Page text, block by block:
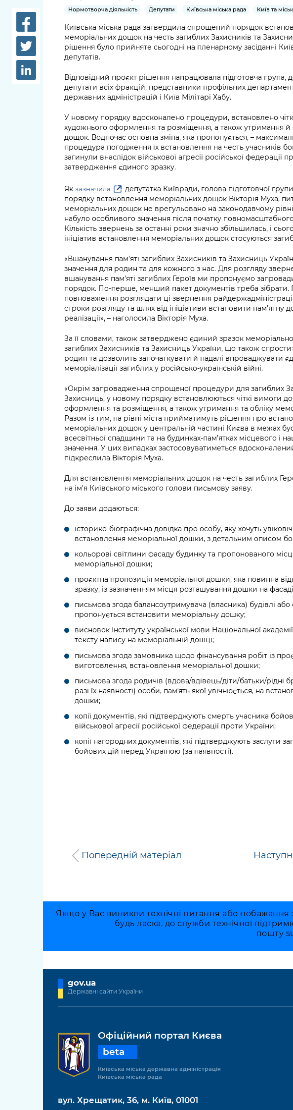
Структура
Рішення та розпорядження
Проєкти розпоряджень, що
КМВА
Лікарні та медицина
Освіта та навчальні
Дороги, транспорт та
парковки
середовище міста
бюджет
Нормотворча діяльність Депутати Київська міська рада Київ та
Київська міська рада затвердила спрощений порядок
меморіальних дощок на честь загиблих Захисників та
рішення було прийняте сьогодні на пленарному засіданні
депутатів.
Відповідний проєкт рішення напрацювала підготовча група,
депутати всіх фракцій, представники профільних
державних адміністрацій і Київ Мілітарі Хабу.
У новому порядку вдосконалено процедури, встановлено
художнього оформлення та розміщення, а також утримання й
дощок. Водночас основна зміна, яка пропонується, –
процедура погодження їх встановлення на честь учасників
загинули внаслідок військової агресії російської федерації
затвердження єдиного зразку.
Як зазначила
депутатка Київради, голова підготовчої
порядку встановлення меморіальних дощок Вікторія Муха,
меморіальних дощок не врегульовано на законодавчому
набуло особливого значення після початку
Кількість звернень за останні роки значно збільшилась, і
ініціатив встановлення меморіальних дощок стосуються
«Вшанування пам’яті загиблих Захисників та Захисниць
значення для родин та для кожного з нас. Для розгляду
вшанування пам’яті загиблих Героїв ми пропонуємо
порядок. По-перше, менший пакет документів треба зібрати.
повноваження розглядати ці звернення
строки розгляду та шлях від ініціативи встановити пам’ятну
реалізації», – наголосила Вікторія Муха.
За її словами, також затверджено єдиний зразок
загиблих Захисників та Захисниць України, що також
родин та дозволить започаткувати й надалі впроваджувати
меморіалізації загиблих у російсько-українській війні.
«Окрім запровадження спрощеної процедури для загиблих
Захисниць, у новому порядку встановлюються чіткі вимоги
оформлення та розміщення, а також утримання та обліку
Разом із тим, на рівні міста прийматимуть рішення про
меморіальних дощок у центральній частині Києва в межах
всесвітньої спадщини та на будинках-пам’ятках місцевого і
значення. У цих випадках застосовуватиметься
підкреслила Вікторія Муха.
Для встановлення меморіальних дощок на честь загиблих
на ім’я Київського міського голови письмову заяву.
До заяви додаються:
історико-біографічна довідка про особу, яку хочуть
встановлення меморіальної дошки, з детальним описом
кольорові світлини фасаду будинку та пропонованого
меморіальної дошки;
проєктна пропозиція меморіальної дошки, яка повинна
зразку, із зазначенням місця розташування дошки на
письмова згода балансоутримувача (власника) будівлі або
пропонується встановити меморіальну дошку;
висновок Інституту української мови Національної
тексту напису на меморіальній дошці;
письмова згода замовника щодо фінансування робіт із
виготовлення, встановлення меморіальної дошки;
письмова згода родичів (вдова/вдівець/діти/батьки/рідні
разі їх наявності) особи, памʼять якої увічнюється, на
дошки;
копії документів, які підтверджують смерть учасника
військової агресії російської федерації проти України;
копії нагородних документів, які підтверджують заслуги
бойових дій перед Україною (за наявності).
Попередній матеріал
Якщо у Вас виникли технічні питання або
будь ласка, до служби технічної
пошту
gov.ua
Державні сайти України
Офіційний портал Києва
beta
Київська міська державна адміністрація
Київська міська рада
вул. Хрещатик, 36, м. Київ, 01001